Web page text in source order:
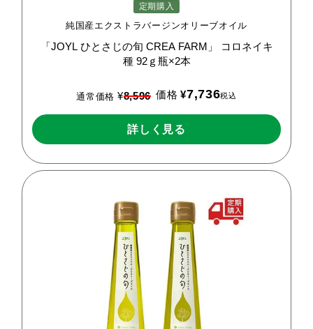
定期購入
純国産エクストラバージンオリーブオイル
「JOYL ひとさじの旬 CREA FARM」
コロネイキ
種 92ｇ瓶×2本
通常価格 ¥8,596 価格 ¥7,736税込
詳しく見る